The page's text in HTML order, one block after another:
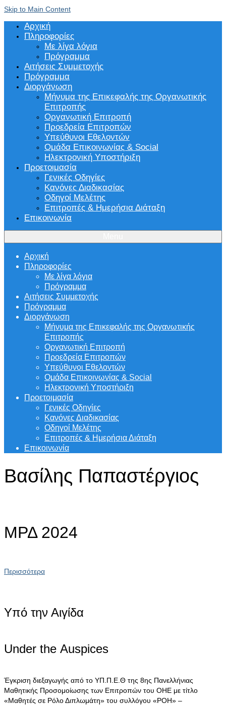
Skip to Main Content
Αρχική
Πληροφορίες
Με λίγα λόγια
Πρόγραμμα
Αιτήσεις Συμμετοχής
Πρόγραμμα
Διοργάνωση
Μήνυμα της Επικεφαλής της Οργανωτικής
Επιτροπής
Οργανωτική Επιτροπή
Προεδρεία Επιτροπών
Υπεύθυνοι Εθελοντών
Ομάδα Επικοινωνίας & Social
Ηλεκτρονική Υποστήριξη
Προετοιμασία
Γενικές Οδηγίες
Κανόνες Διαδικασίας
Οδηγοί Μελέτης
Επιτροπές & Ημερήσια Διάταξη
Επικοινωνία
Αρχική
Πληροφορίες
Με λίγα λόγια
Πρόγραμμα
Αιτήσεις Συμμετοχής
Πρόγραμμα
Διοργάνωση
Μήνυμα της Επικεφαλής της Οργανωτικής
Επιτροπής
Οργανωτική Επιτροπή
Προεδρεία Επιτροπών
Υπεύθυνοι Εθελοντών
Ομάδα Επικοινωνίας & Social
Ηλεκτρονική Υποστήριξη
Προετοιμασία
Γενικές Οδηγίες
Κανόνες Διαδικασίας
Οδηγοί Μελέτης
Επιτροπές & Ημερήσια Διάταξη
Επικοινωνία
Βασίλης Παπαστέργιος
ΜΡΔ 2024
Περισσότερα
Υπό την Αιγίδα
Under the Αuspices
Έγκριση διεξαγωγής από το ΥΠ.Π.Ε.Θ της 8ης Πανελλήνιας
Μαθητικής Προσομοίωσης των Επιτροπών του ΟΗΕ με τίτλο
«Μαθητές σε Ρόλο Διπλωμάτη» του συλλόγου «ΡΟΗ» –